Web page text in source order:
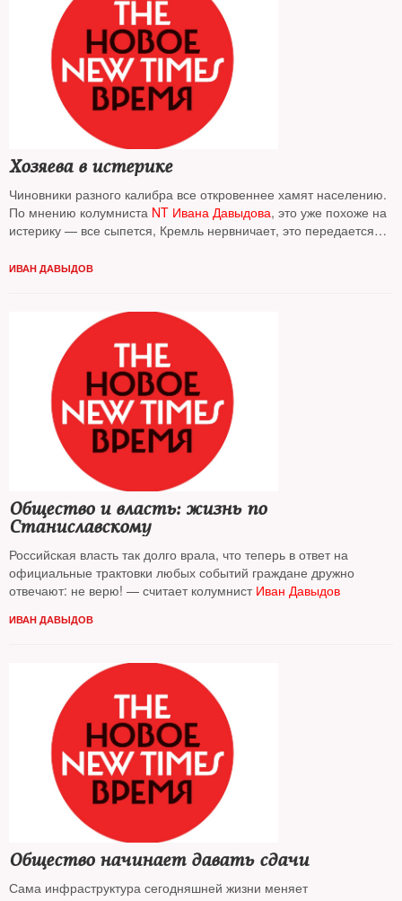
Хозяева в истерике
Чиновники разного калибра все откровеннее хамят населению.
По мнению колумниста NT Ивана Давыдова, это уже похоже на
истерику — все сыпется, Кремль нервничает, это передается
ИВАН ДАВЫДОВ
Общество и власть: жизнь по
Станиславскому
Российская власть так долго врала, что теперь в ответ на
официальные трактовки любых событий граждане дружно
отвечают: не верю! — считает колумнист Иван Давыдов
ИВАН ДАВЫДОВ
Общество начинает давать сдачи
Сама инфраструктура сегодняшней жизни меняет